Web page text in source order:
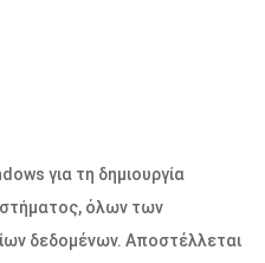
για τη δημιουργία
όλων των
δεδομένων. Αποστέλλεται